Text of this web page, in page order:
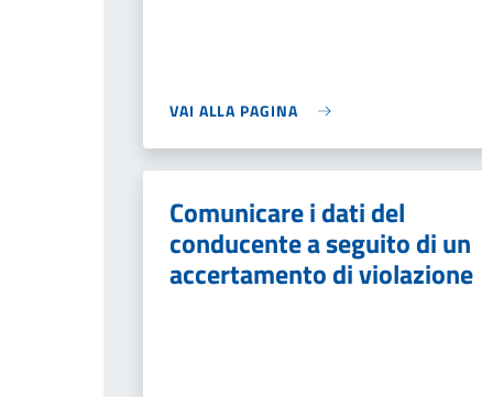
VAI ALLA PAGINA
Comunicare i dati del
conducente a seguito di un
accertamento di violazione